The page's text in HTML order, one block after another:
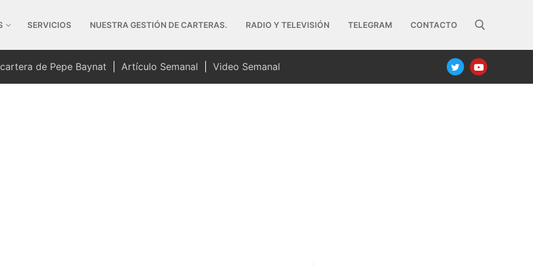
SERVICIOS NUESTRA GESTIÓN DE CARTERAS. RADIO Y TELEVISIÓN TELEGRAM CONTACTO
de Pepe Baynat Artículo Semanal Video Semanal